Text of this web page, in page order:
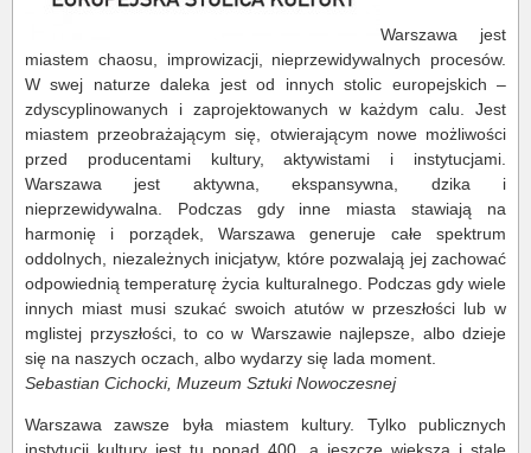
Warszawa jest
miastem chaosu, improwizacji, nieprzewidywalnych procesów.
W swej naturze daleka jest od innych stolic europejskich –
zdyscyplinowanych i zaprojektowanych w każdym calu. Jest
miastem przeobrażającym się, otwierającym nowe możliwości
przed producentami kultury, aktywistami i instytucjami.
Warszawa jest aktywna, ekspansywna, dzika i
nieprzewidywalna. Podczas gdy inne miasta stawiają na
harmonię i porządek, Warszawa generuje całe spektrum
oddolnych, niezależnych inicjatyw, które pozwalają jej zachować
odpowiednią temperaturę życia kulturalnego. Podczas gdy wiele
innych miast musi szukać swoich atutów w przeszłości lub w
mglistej przyszłości, to co w Warszawie najlepsze, albo dzieje
się na naszych oczach, albo wydarzy się lada moment.
Sebastian Cichocki, Muzeum Sztuki Nowoczesnej
Warszawa zawsze była miastem kultury. Tylko publicznych